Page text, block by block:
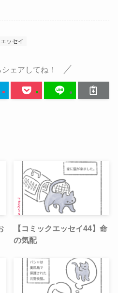
ッセイ
ェアしてね！
【コミックエッセイ44】命
の気配